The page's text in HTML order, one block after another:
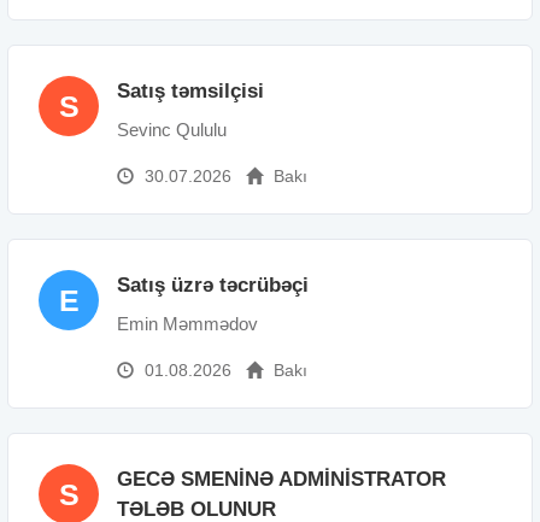
S Satış təmsilçisi
Sevinc Qululu
30.07.2026 Bakı
E Satış üzrə təcrübəçi
Emin Məmmədov
01.08.2026 Bakı
S
GECƏ SMENİNƏ ADMİNİSTRATOR
TƏLƏB OLUNUR